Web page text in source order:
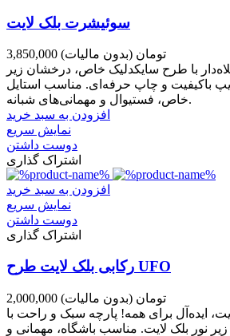
سوئیشرت بلک لایت
3,850,000 تومان (بدون مالیات)
با طرح سایکدلیک خاص، درخشان زیر
باکیفیت و چاپ حرفه‌ای. مناسب استایل
خاص، فستیوال و مهمانی‌های شبانه.
افزودن به سبد خرید
نمایش سریع
دوست داشتن
اشتراک گذاری
افزودن به سبد خرید
نمایش سریع
دوست داشتن
اشتراک گذاری
رکابی بلک لایت طرح UFO
2,000,000 تومان (بدون مالیات)
ایده‌آل برای همه! پارچه سبک و راحت با
نور بلک لایت. مناسب باشگاه، مهمانی و